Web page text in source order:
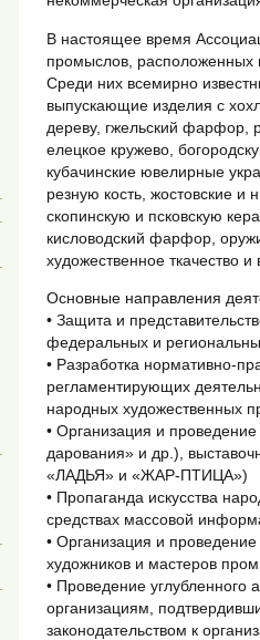
В настоящее время
промыслов, расположенных
Среди них всемирно
выпускающие изделия с
дереву, гжельский фарфор,
елецкое кружево,
кубачинские ювелирные
резную кость, жостовские и
скопинскую и псковскую
кисловодский фарфор,
художественное ткачество
Основные направления
• Защита и
федеральных и
• Разработка нормативно-
регламентирующих
народных художественных
• Организация и
дарования» и др.),
«ЛАДЬЯ» и «ЖАР-ПТИЦА»)
• Пропаганда искусства
средствах массовой
• Организация и
художников и мастеров
• Проведение углубленного
организациям,
законодательством к